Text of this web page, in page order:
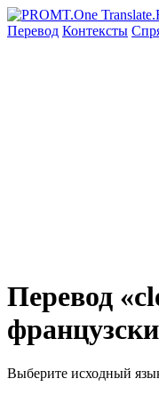
Перевод Контексты
Перевод
Выберите исходный